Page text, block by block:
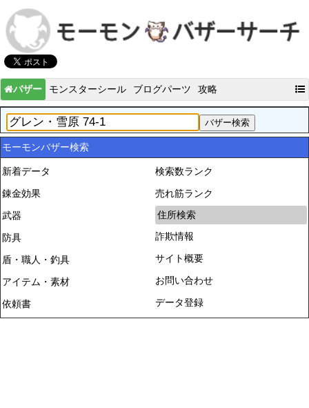
バザー モンスターシール ブログパーツ 攻略
モーモンバザー検索
新着データ
錬金効果
武器
防具
盾・職人・釣具
アイテム・素材
依頼書
検索数ランク
売れ筋ランク
住所検索
詐欺情報
サイト概要
お問い合わせ
データ登録